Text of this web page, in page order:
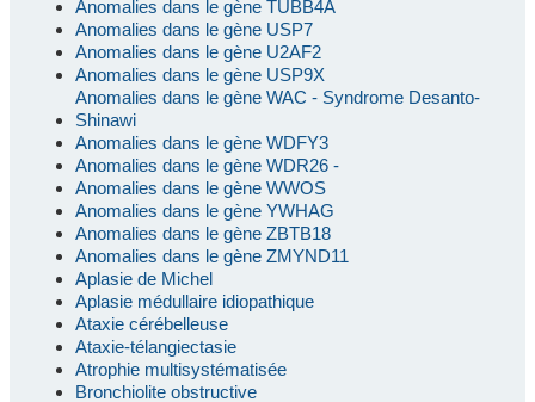
Anomalies dans le gène TUBB4A
Anomalies dans le gène USP7
Anomalies dans le gène U2AF2
Anomalies dans le gène USP9X
Anomalies dans le gène WAC - Syndrome Desanto-
Shinawi
Anomalies dans le gène WDFY3
Anomalies dans le gène WDR26 -
Anomalies dans le gène WWOS
Anomalies dans le gène YWHAG
Anomalies dans le gène ZBTB18
Anomalies dans le gène ZMYND11
Aplasie de Michel
Aplasie médullaire idiopathique
Ataxie cérébelleuse
Ataxie-télangiectasie
Atrophie multisystématisée
Bronchiolite obstructive